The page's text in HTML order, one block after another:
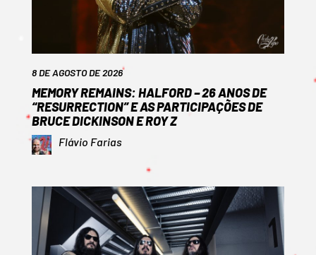
8 DE AGOSTO DE 2026
MEMORY REMAINS: HALFORD – 26 ANOS DE
“RESURRECTION” E AS PARTICIPAÇÕES DE
BRUCE DICKINSON E ROY Z
Flávio Farias